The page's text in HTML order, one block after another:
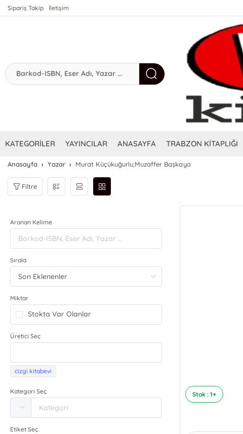
Sipariş Takip İletişim
KATEGORİLER YAYINCILAR ANASAYFA TRABZON KİTAPLIĞI
Anasayfa Yazar Murat Küçükuğurlu;Muzaffer Başkaya
Filtre
Aranan Kelime
Sırala
Miktar
Stokta Var Olanlar
Üretici Seç
cizgi kitabevi
Kategori Seç
Etiket Seç
Stok : 1+